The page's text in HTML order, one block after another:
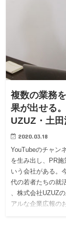
複数の業務
果が出せる
UZUZ・土
2020.03.18
YouTubeのチャン
を生み出し、PR
いう会社がある。
代の若者たちの就
、株式会社UZUZ
アルな企業広報の